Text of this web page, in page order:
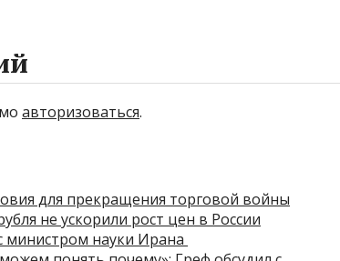
авторизоваться.
для прекращения торговой войны
не ускорили рост цен в России
министром науки Ирана